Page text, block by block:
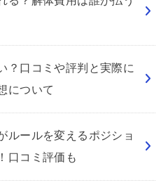
？口コミや評判と実際に
について
ルールを変えるポジショ
口コミ評価も